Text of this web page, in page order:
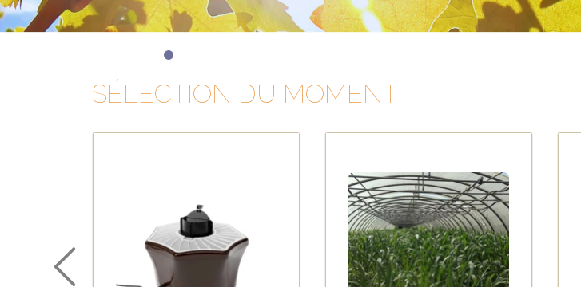
SÉLECTION DU MOMENT